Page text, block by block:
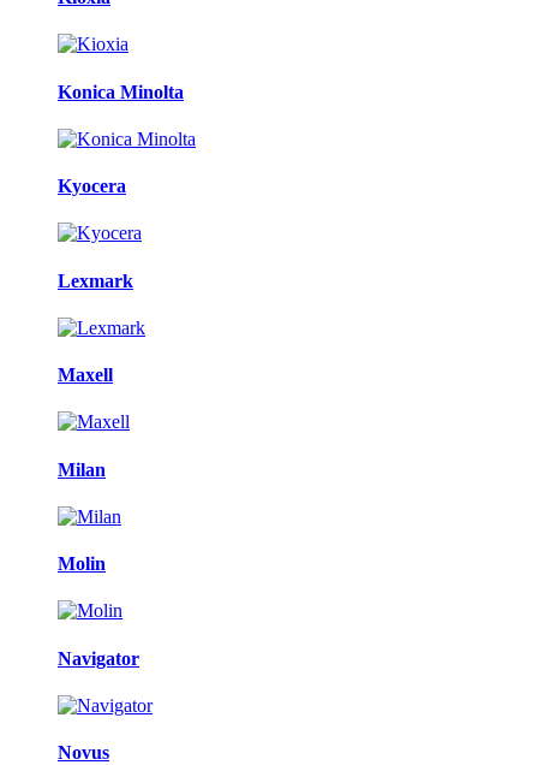
Konica Minolta
Kyocera
Lexmark
Maxell
Milan
Molin
Navigator
Novus